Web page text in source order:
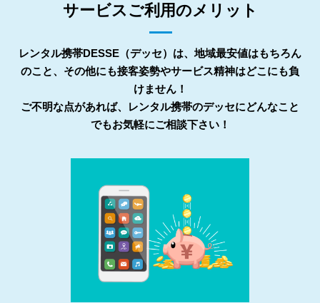
サービスご利用のメリット
レンタル携帯DESSE（デッセ）は、地域最安値はもちろん
のこと、その他にも接客姿勢やサービス精神はどこにも負
けません！
ご不明な点があれば、レンタル携帯のデッセにどんなこと
でもお気軽にご相談下さい！